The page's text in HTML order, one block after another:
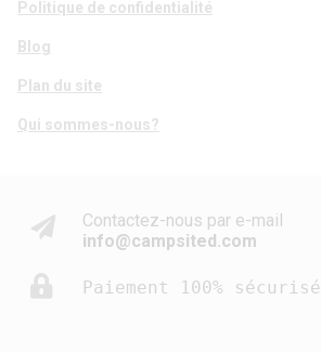
Politique de confidentialité
Blog
Plan du site
Qui sommes-nous?
Contactez-nous par e-mail
info@campsited.com
Paiement 100% sécurisé